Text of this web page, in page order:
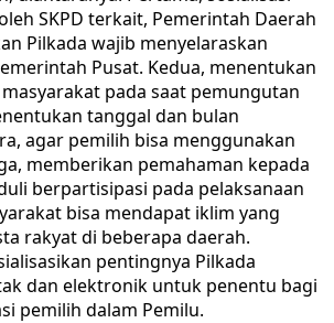
SKPD terkait, Pemerintah Daerah
Pilkada wajib menyelaraskan
Pusat. Kedua, menentukan
pada saat pemungutan
tanggal dan bulan
agar pemilih bisa menggunakan
memberikan pemahaman kepada
berpartisipasi pada pelaksanaan
bisa mendapat iklim yang
rakyat di beberapa daerah.
pentingnya Pilkada
dan elektronik untuk penentu bagi
pemilih dalam Pemilu.